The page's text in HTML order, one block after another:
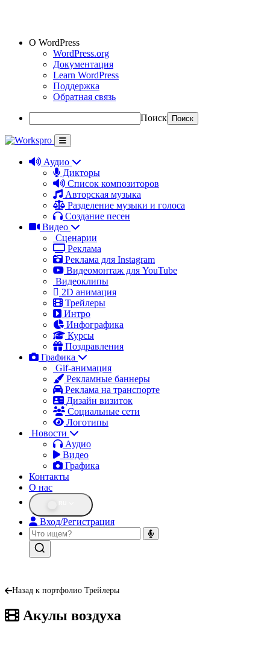
О WordPress
WordPress.org
Документация
Learn WordPress
Поддержка
Обратная связь
Поиск
Аудио
Дикторы
Список композиторов
Авторская музыка
Разделение музыки и голоса
Создание песен
Видео
Сценарии
Реклама
Реклама для Instagram
Видеомонтаж для YouTube
Видеоклипы
2D анимация
Трейлеры
Интро
Инфографика
Курсы
Поздравления
Графика
Gif-анимация
Рекламные баннеры
Реклама на транспорте
Дизайн визиток
Социальные сети
Логотипы
Новости
Аудио
Видео
Графика
Контакты
О нас
Вход/Регистрация
Назад к портфолио Трейлеры
Акулы воздуха